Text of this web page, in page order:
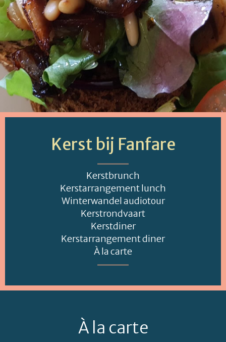
Kerst bij Fanfare
Kerstbrunch
Kerstarrangement lunch
Winterwandel audiotour
Kerstrondvaart
Kerstdiner
Kerstarrangement diner
À la carte
À la carte